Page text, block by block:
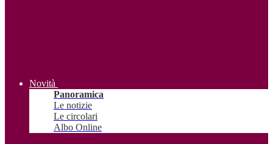
Novità
Panoramica
Le notizie
Le circolari
Albo Online